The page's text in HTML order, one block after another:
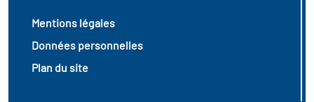
Mentions légales
Données personnelles
Plan du site